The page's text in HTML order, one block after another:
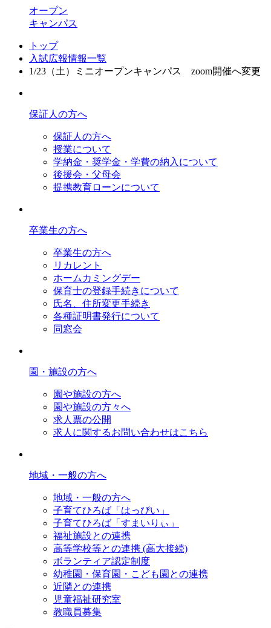
オープン
キャンパス
トップ
入試広報情報一覧
1/23（土）ミニオープンキャンパス zoom開催へ変更
保証人の方へ
保証人の方へ
授業について
学納金・奨学金・学費の納入について
後援会・父母会
提携教育ローンについて
卒業生の方へ
卒業生の方へ
リカレント
ホームカミングデー
保育士の登録手続きについて
氏名、住所変更手続き
各種証明書発行について
同窓会
園・施設の方へ
園や施設の方へ
園や施設の方々へ
求人票の公開
求人に関するお問い合わせはこちら
地域・一般の方へ
地域・一般の方へ
子育てひろば「はっぴい」
子育てひろば「すまいりぃ」
福祉施設との連携
高等学校等との連携 (高大接続)
ボランティア認定制度
幼稚園・保育園・こども園との連携
近隣との連携
児童福祉研究室
教職員募集